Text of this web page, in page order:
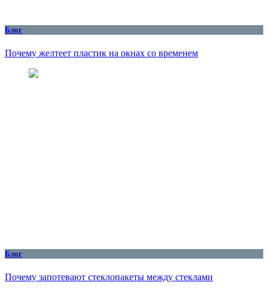
Блог
Почему желтеет пластик на окнах со временем
Блог
Почему запотевают стеклопакеты между стеклами